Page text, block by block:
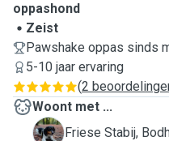
oppashond
Zeist
Pawshake oppas sinds
5-10 jaar ervaring
(2
Woont met ...
B
Friese Stabij,